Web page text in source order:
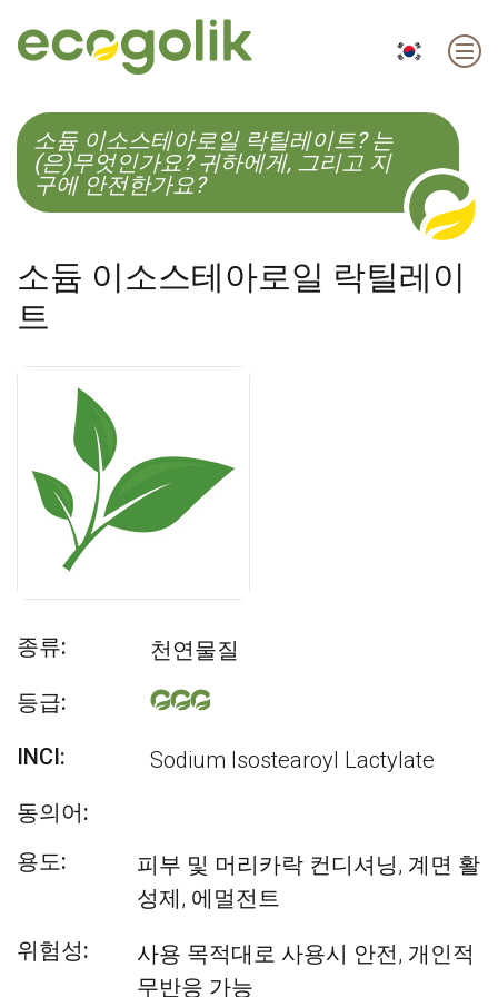
EN ES CS KO
소듐 이소스테아로일 락틸레이트? 는
(은)무엇인가요? 귀하에게, 그리고 지
구에 안전한가요?
소듐 이소스테아로일 락틸레이
트
종류:
천연물질
등급:
INCI:
Sodium Isostearoyl Lactylate
동의어:
용도:
피부 및 머리카락 컨디셔닝, 계면 활
성제, 에멀전트
위험성:
사용 목적대로 사용시 안전, 개인적
무반응 가능